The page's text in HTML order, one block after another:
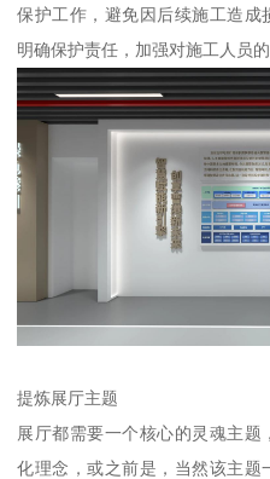
保护工作，避免因后续施工造成
明确保护责任，加强对施工人员
提炼展厅主题
展厅都需要一个核心的灵魂主
化理念，或之前是，当然该主